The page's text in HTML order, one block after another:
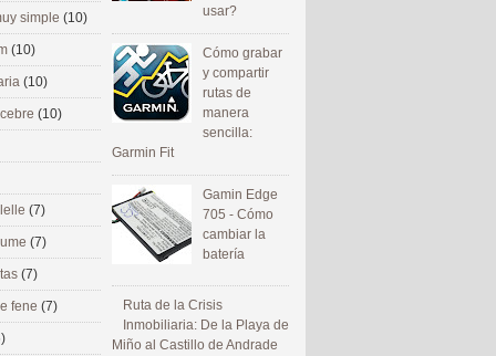
usar?
Cómo grabar
y compartir
rutas de
manera
sencilla:
Garmin Fit
Gamin Edge
705 - Cómo
cambiar la
batería
Ruta de la Crisis
Inmobiliaria: De la Playa de
Miño al Castillo de Andrade
simple (10)
(10)
(10)
(10)
(7)
(7)
(7)
fene (7)